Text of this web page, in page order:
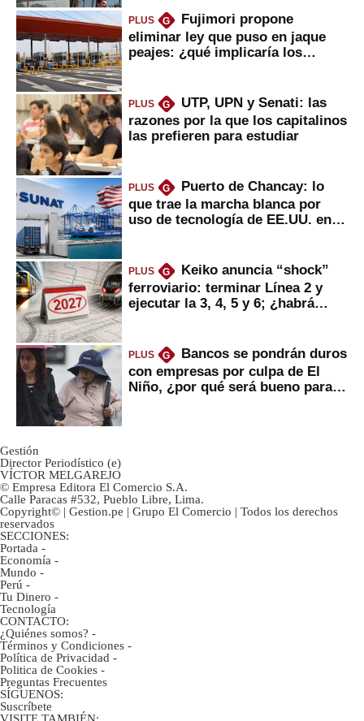
PLUS G
Fujimori propone
eliminar ley que puso en jaque
peajes: ¿qué implicaría los
PLUS G
UTP, UPN y Senati: las
razones por la que los capitalinos
las prefieren para estudiar
PLUS G
Puerto de Chancay: lo
que trae la marcha blanca por
uso de tecnología de EE.UU. en
PLUS G
Keiko anuncia “shock”
ferroviario: terminar Línea 2 y
ejecutar la 3, 4, 5 y 6; ¿habrá
PLUS G
Bancos se pondrán duros
con empresas por culpa de El
Niño, ¿por qué será bueno para
Gestión
Director Periodístico (e)
VÍCTOR MELGAREJO
© Empresa Editora El Comercio S.A.
Calle Paracas #532, Pueblo Libre, Lima.
Copyright© | Gestion.pe | Grupo El Comercio | Todos los derechos
reservados
SECCIONES:
Portada -
Economía -
Mundo -
Perú -
Tu Dinero -
Tecnología
CONTACTO:
¿Quiénes somos? -
Términos y Condiciones -
Política de Privacidad -
Politica de Cookies -
Preguntas Frecuentes
SÍGUENOS:
Suscríbete